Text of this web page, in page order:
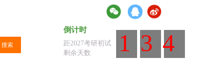
搜索
倒计时：距离全国统考剩余天数
倒计时
距2027考研初试
剩余天数
134